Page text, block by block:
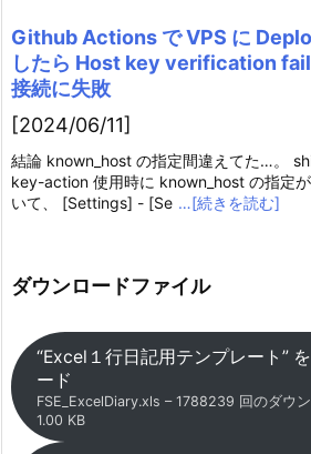
Github Actions で VPS に
したら Host key verification
接続に失敗
[2024/06/11]
結論 known_host の指定間違えてた…。
key-action 使用時に known_host の指定
いて、 [Settings] - [Se …[続きを読む]
ダウンロードファイル
“Excel１行日記用テンプレート”
ード
FSE_ExcelDiary.xls – 1788239 回のダウ
1.00 KB